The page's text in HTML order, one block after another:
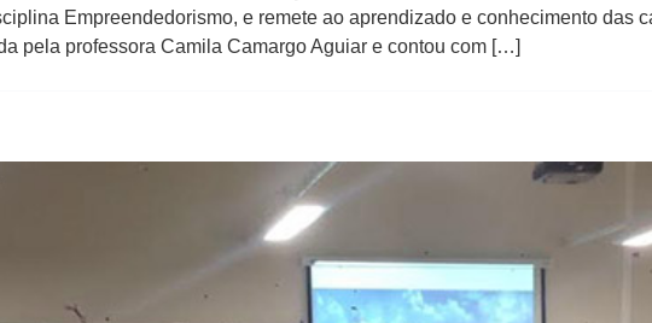
Empreendedorismo, e remete ao aprendizado e conhecimento das
pela professora Camila Camargo Aguiar e contou com […]